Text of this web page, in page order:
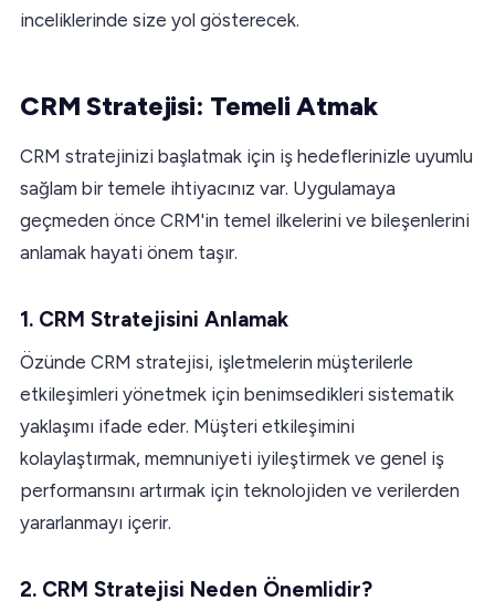
inceliklerinde size yol gösterecek.
CRM Stratejisi: Temeli Atmak
CRM stratejinizi başlatmak için iş hedeflerinizle uyumlu
sağlam bir temele ihtiyacınız var. Uygulamaya
geçmeden önce CRM'in temel ilkelerini ve bileşenlerini
anlamak hayati önem taşır.
1. CRM Stratejisini Anlamak
Özünde CRM stratejisi, işletmelerin müşterilerle
etkileşimleri yönetmek için benimsedikleri sistematik
yaklaşımı ifade eder. Müşteri etkileşimini
kolaylaştırmak, memnuniyeti iyileştirmek ve genel iş
performansını artırmak için teknolojiden ve verilerden
yararlanmayı içerir.
2. CRM Stratejisi Neden Önemlidir?